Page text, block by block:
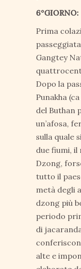
Prima
Gangtey
Dopo la
Punakha
del Buthan
un’afosa,
sulla quale
due fiumi, il
Dzong,
tutto il
metà degli
dzong più
periodo
di
alte e